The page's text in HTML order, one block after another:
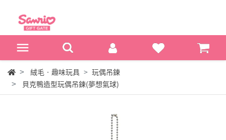
絨毛‧趣味玩具
玩偶吊鍊
貝克鴨造型玩偶吊鍊(夢想氣球)